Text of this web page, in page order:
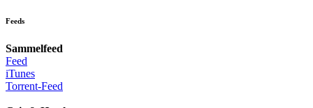
Feeds
Sammelfeed
Feed
iTunes
Torrent-Feed